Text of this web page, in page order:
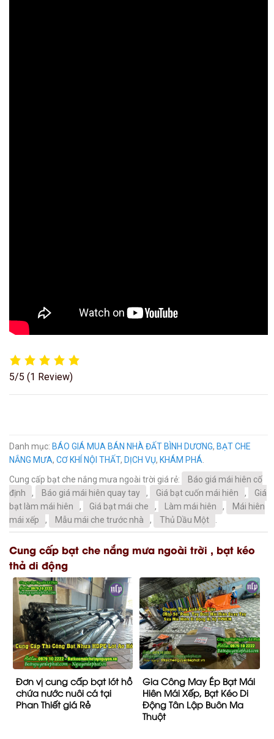
5/5 (1 Review)
Danh mục: BÁO GIÁ MUA BÁN NHÀ ĐẤT BÌNH DƯƠNG, BẠT CHE
NẮNG MƯA, CƠ KHÍ NỘI THẤT, DỊCH VỤ, KHÁM PHÁ
Cung cấp bạt che nắng mưa ngoài trời giá rẻ:
Báo giá mái hiên cố
định
, Báo giá mái hiên quay tay , Giá bạt cuốn mái hiên ,
Giá
bạt làm mái hiên
, Giá bạt mái che , Làm mái hiên ,
Mái hiên
mái xếp
, Mẫu mái che trước nhà , Thủ Dầu Một
Cung cấp bạt che nắng mưa ngoài trời , bạt kéo
thả di động
Đơn vị cung cấp bạt lót hồ
chứa nước nuôi cá tại
Phan Thiết giá Rẻ
Gia Công May Ép Bạt Mái
Hiên Mái Xếp, Bạt Kéo Di
Động Tân Lập Buôn Ma
Thuột